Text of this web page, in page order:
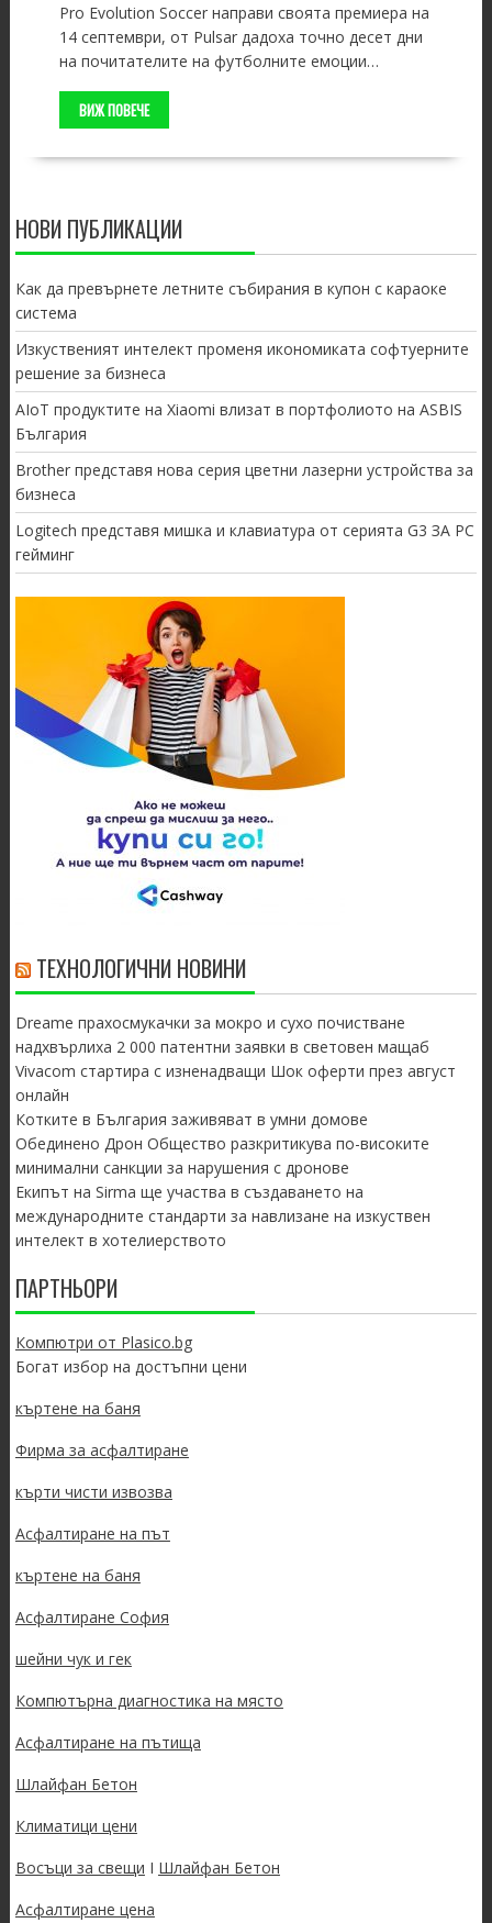
Pro Evolution Soccer направи своята премиера на
14 септември, от Pulsar дадоха точно десет дни
на почитателите на футболните емоции…
ВИЖ ПОВЕЧЕ
НОВИ ПУБЛИКАЦИИ
Как да превърнете летните събирания в купон с караоке
система
Изкуственият интелект променя икономиката софтуерните
решение за бизнеса
AIoT продуктите на Xiaomi влизат в портфолиото на ASBIS
България
Brother представя нова серия цветни лазерни устройства за
бизнеса
Logitech представя мишка и клавиатура от серията G3 ЗА PC
гейминг
ТЕХНОЛОГИЧНИ НОВИНИ
Dreame прахосмукачки за мокро и сухо почистване
надхвърлиха 2 000 патентни заявки в световен мащаб
Vivacom стартира с изненадващи Шок оферти през август
онлайн
Котките в България заживяват в умни домове
Обединено Дрон Общество разкритикува по-високите
минимални санкции за нарушения с дронове
Екипът на Sirma ще участва в създаването на
международните стандарти за навлизане на изкуствен
интелект в хотелиерството
ПАРТНЬОРИ
Компютри от Plasico.bg
Богат избор на достъпни цени
къртене на баня
Фирма за асфалтиране
кърти чисти извозва
Асфалтиране на път
къртене на баня
Асфалтиране София
шейни чук и гек
Компютърна диагностика на място
Асфалтиране на пътища
Шлайфан Бетон
Климатици цени
Восъци за свещи I Шлайфан Бетон
Асфалтиране цена